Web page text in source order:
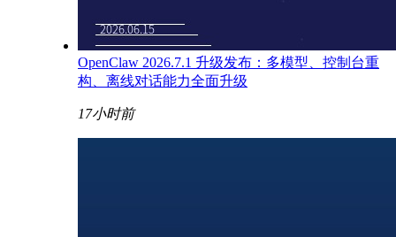
OpenClaw 2026.7.1 升级发布：多模型、控制台重
构、离线对话能力全面升级
17小时前